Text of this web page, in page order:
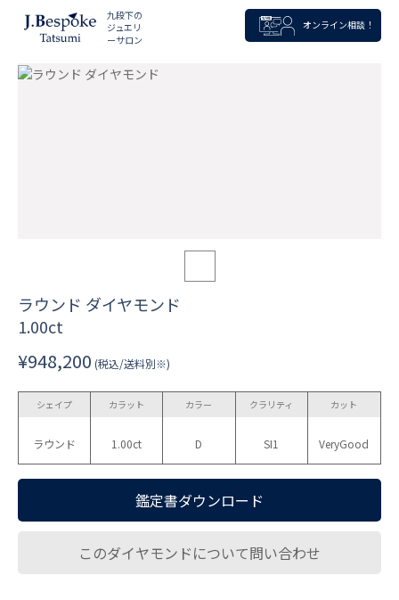
九段下の
ジュエリ
ーサロン
オンライン相談！
ラウンド ダイヤモンド
1.00ct
¥948,200 (税込/送料別※)
シェイプ
ラウンド
カラット
1.00ct
カラー
D
クラリティ
SI1
カット
VeryGood
鑑定書ダウンロード
このダイヤモンドについて問い合わせ